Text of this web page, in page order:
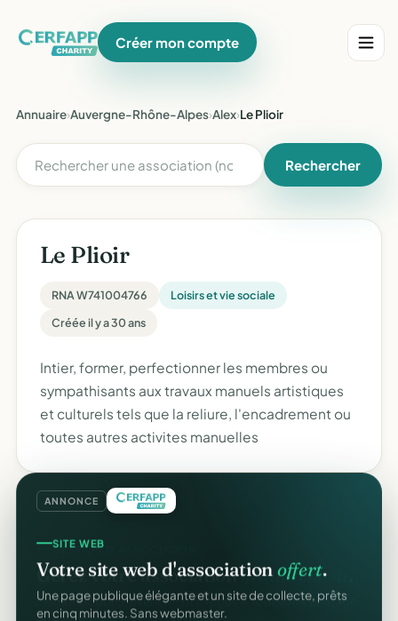
Créer mon compte
Annuaire›Auvergne-Rhône-Alpes›Alex›Le Plioir
Rechercher
Le Plioir
RNA W741004766
Loisirs et vie sociale
Créée il y a 30 ans
Intier, former, perfectionner les membres ou
sympathisants aux travaux manuels artistiques
et culturels tels que la reliure, l'encadrement ou
toutes autres activites manuelles
ANNONCE
SITE WEB
Votre site web d'association offert.
Une page publique élégante et un site de collecte, prêts
en cinq minutes. Sans webmaster.